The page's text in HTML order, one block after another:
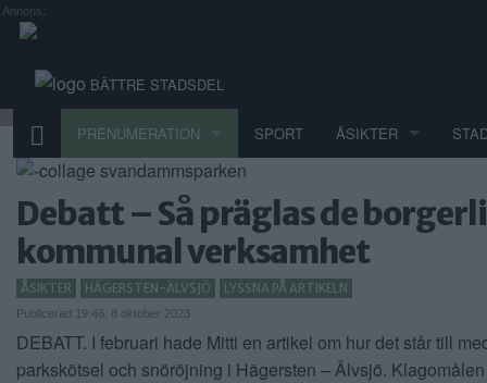
Annons:
BÄTTRE STADSDEL
PRENUMERATION SPORT ÅSIKTER
Debatt – Så präglas de
kommunal verksamhet
ÅSIKTER HÄGERSTEN-ÄLVSJÖ LYSSNA PÅ ARTIKELN
Publicerad 19:46, 8 oktober 2023
DEBATT. I februari hade Mitti en artikel om hur det står till
parkskötsel och snöröjning i Hägersten – Älvsjö.